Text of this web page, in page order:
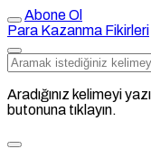
Abone Ol
Para Kazanma Fikirleri
Aradığınız kelimeyi
butonuna tıklayın.